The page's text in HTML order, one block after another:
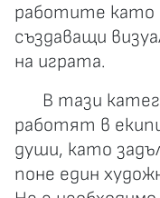
работите като
създаващи
на играта.
В тази
работят в
души, като
поне един